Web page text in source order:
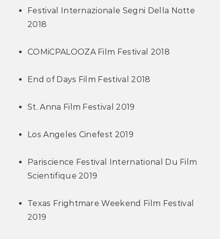
Festival Internazionale Segni Della Notte
2018
COMiCPALOOZA Film Festival 2018
End of Days Film Festival 2018
St. Anna Film Festival 2019
Los Angeles Cinefest 2019
Pariscience Festival International Du Film
Scientifique 2019
Texas Frightmare Weekend Film Festival
2019